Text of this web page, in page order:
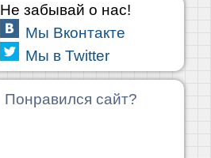
Не забывай о нас!
Мы Вконтакте
Мы в Twitter
Понравился сайт?